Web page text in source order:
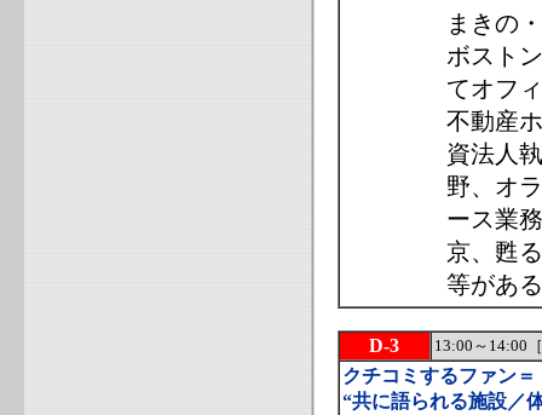
まきの
ボスト
てオフ
不動産
資法人
野、オ
ース業
京、甦
等があ
D-3 13:00～14:00
クチコミするファン
“共に語られる施設／